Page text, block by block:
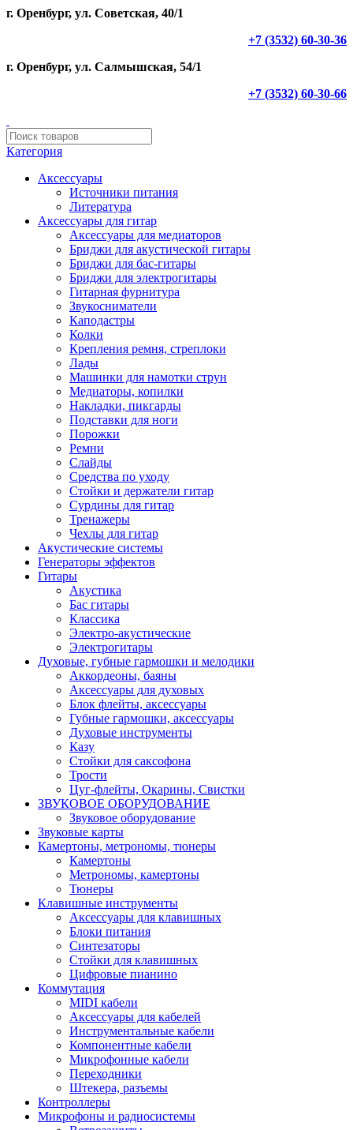
г. Оренбург, ул. Советская, 40/1
+7 (3532) 60-30-36
г. Оренбург, ул. Салмышская, 54/1
+7 (3532) 60-30-66
Категория
Аксессуары
Источники питания
Литература
Аксессуары для гитар
Аксессуары для медиаторов
Бриджи для акустической гитары
Бриджи для бас-гитары
Бриджи для электрогитары
Гитарная фурнитура
Звукосниматели
Каподастры
Колки
Крепления ремня, стреплоки
Лады
Машинки для намотки струн
Медиаторы, копилки
Накладки, пикгарды
Подставки для ноги
Порожки
Ремни
Слайды
Средства по уходу
Стойки и держатели гитар
Сурдины для гитар
Тренажеры
Чехлы для гитар
Акустические системы
Генераторы эффектов
Гитары
Акустика
Бас гитары
Классика
Электро-акустические
Электрогитары
Духовые, губные гармошки и мелодики
Аккордеоны, баяны
Аксессуары для духовых
Блок флейты, аксессуары
Губные гармошки, аксессуары
Духовые инструменты
Казу
Стойки для саксофона
Трости
Цуг-флейты, Окарины, Свистки
ЗВУКОВОЕ ОБОРУДОВАНИЕ
Звуковое оборудование
Звуковые карты
Камертоны, метрономы, тюнеры
Камертоны
Метрономы, камертоны
Тюнеры
Клавишные инструменты
Аксессуары для клавишных
Блоки питания
Синтезаторы
Стойки для клавишных
Цифровые пианино
Коммутация
MIDI кабели
Аксессуары для кабелей
Инструментальные кабели
Компонентные кабели
Микрофонные кабели
Переходники
Штекера, разъемы
Контроллеры
Микрофоны и радиосистемы